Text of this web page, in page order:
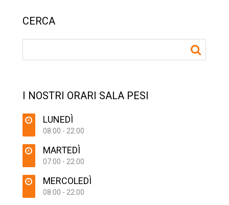
CERCA
I NOSTRI ORARI SALA PESI
LUNEDÌ
08:00 - 22:00
MARTEDÌ
07:00 - 22:00
MERCOLEDÌ
08:00 - 22:00